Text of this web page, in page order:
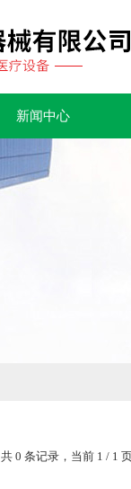
新闻中心
共 0 条记录，当前 1 / 1